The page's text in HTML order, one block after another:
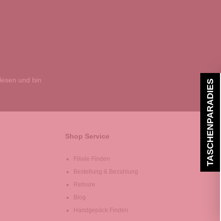
und bin
Shop Service
Filiale Finden
Bestellung & Bezahlung
Retoure
Blog
Handgepäck Finden
TASCHENPARADIES